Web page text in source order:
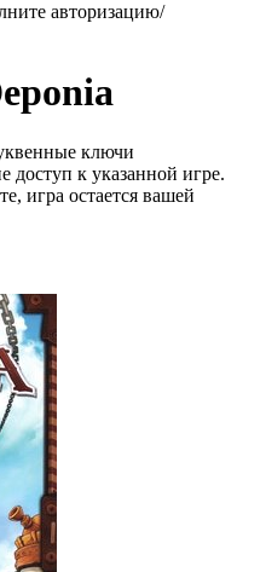
авторизацию/
ключи
к указанной игре.
игра остается вашей